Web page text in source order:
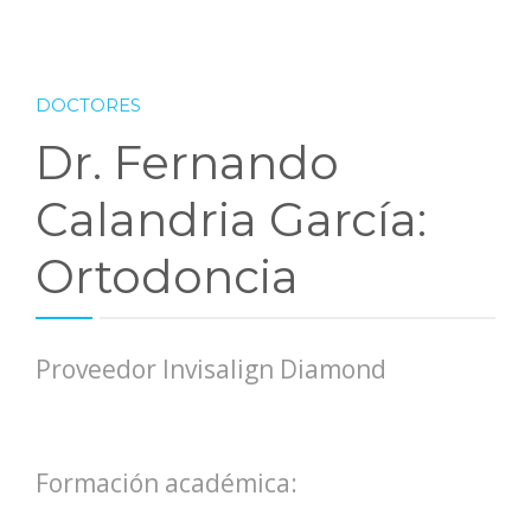
DOCTORES
Dr. Fernando
Calandria García:
Ortodoncia
Proveedor Invisalign Diamond
Formación académica: